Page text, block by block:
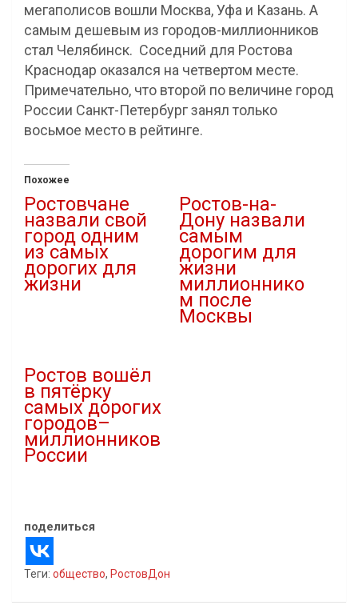
мегаполисов вошли Москва, Уфа и Казань. А
самым дешевым из городов-миллионников
стал Челябинск. Соседний для Ростова
Краснодар оказался на четвертом месте.
Примечательно, что второй по величине город
России Санкт-Петербург занял только
восьмое место в рейтинге.
Похожее
Ростовчане
назвали свой
город одним
из самых
дорогих для
жизни
Ростов-на-
Дону назвали
самым
дорогим для
жизни
миллионнико
м после
Москвы
Ростов вошёл
в пятёрку
самых дорогих
городов–
миллионников
России
поделиться
Теги: общество, РостовДон